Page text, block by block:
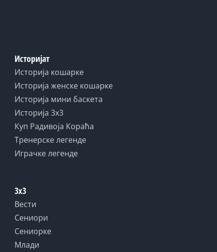
Историјат
Историја кошарке
Историја женске кошарке
Историја мини баскета
Историја 3x3
Куп Радивоја Кораћа
Тренерске легенде
Играчке легенде
3x3
Вести
Сениори
Сениорке
Млади